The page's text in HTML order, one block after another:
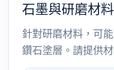
石墨與研磨材料
針對研磨材料，可
鑽石塗層。請提供